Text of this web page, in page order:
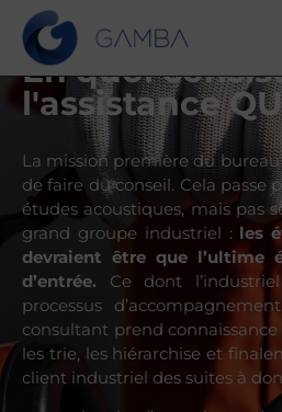
En quoi
l'assistance
La mission première du
de faire du conseil. Cela passe
études acoustiques, mais pas
grand groupe industriel : les
devraient être que l’ultime
d’entrée. Ce dont
processus
consultant prend connaissance
les trie, les hiérarchise et
client industriel des suites à